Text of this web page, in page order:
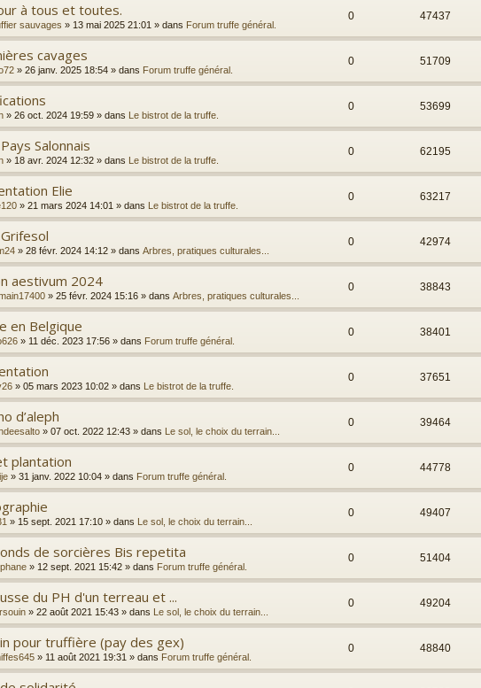
à tous et toutes.
sauvages » 13 mai 2025 21:01 » dans Forum truffe général.
0 47437
cavages
» 26 janv. 2025 18:54 » dans Forum truffe général.
0 51709
» 26 oct. 2024 19:59 » dans Le bistrot de la truffe.
0 53699
Salonnais
» 18 avr. 2024 12:32 » dans Le bistrot de la truffe.
0 62195
Elie
» 21 mars 2024 14:01 » dans Le bistrot de la truffe.
0 63217
» 28 févr. 2024 14:12 » dans Arbres, pratiques culturales...
0 42974
aestivum 2024
» 25 févr. 2024 15:16 » dans Arbres, pratiques culturales...
0 38843
en Belgique
» 11 déc. 2023 17:56 » dans Forum truffe général.
0 38401
» 05 mars 2023 10:02 » dans Le bistrot de la truffe.
0 37651
d’aleph
» 07 oct. 2022 12:43 » dans Le sol, le choix du terrain...
0 39464
plantation
» 31 janv. 2022 10:04 » dans Forum truffe général.
0 44778
» 15 sept. 2021 17:10 » dans Le sol, le choix du terrain...
0 49407
de sorcières Bis repetita
» 12 sept. 2021 15:42 » dans Forum truffe général.
0 51404
du PH d'un terreau et ...
» 22 août 2021 15:43 » dans Le sol, le choix du terrain...
0 49204
pour truffière (pay des gex)
» 11 août 2021 19:31 » dans Forum truffe général.
0 48840